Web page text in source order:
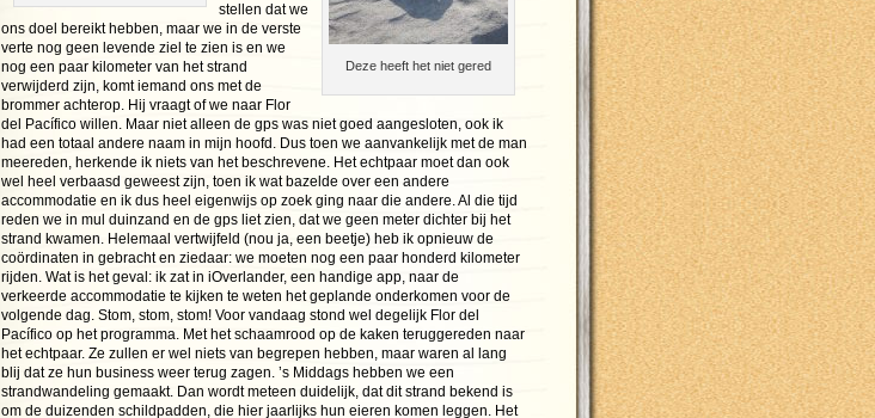
Deze heeft het niet gered
stellen dat we
ons doel bereikt hebben, maar we in de verste
verte nog geen levende ziel te zien is en we
nog een paar kilometer van het strand
verwijderd zijn, komt iemand ons met de
brommer achterop. Hij vraagt of we naar Flor
del Pacífico willen. Maar niet alleen de gps was niet goed aangesloten, ook ik
had een totaal andere naam in mijn hoofd. Dus toen we aanvankelijk met de man
meereden, herkende ik niets van het beschrevene. Het echtpaar moet dan ook
wel heel verbaasd geweest zijn, toen ik wat bazelde over een andere
accommodatie en ik dus heel eigenwijs op zoek ging naar die andere. Al die tijd
reden we in mul duinzand en de gps liet zien, dat we geen meter dichter bij het
strand kwamen. Helemaal vertwijfeld (nou ja, een beetje) heb ik opnieuw de
coördinaten in gebracht en ziedaar: we moeten nog een paar honderd kilometer
rijden. Wat is het geval: ik zat in iOverlander, een handige app, naar de
verkeerde accommodatie te kijken te weten het geplande onderkomen voor de
volgende dag. Stom, stom, stom! Voor vandaag stond wel degelijk Flor del
Pacífico op het programma. Met het schaamrood op de kaken teruggereden naar
het echtpaar. Ze zullen er wel niets van begrepen hebben, maar waren al lang
blij dat ze hun business weer terug zagen. ’s Middags hebben we een
strandwandeling gemaakt. Dan wordt meteen duidelijk, dat dit strand bekend is
om de duizenden schildpadden, die hier jaarlijks hun eieren komen leggen. Het